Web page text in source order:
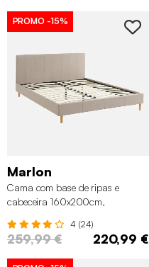
PROMO -15%
Marlon
Cama com base de ripas e
cabeceira 160x200cm,
Bege
4 (24)
259,99 € 220,99 €